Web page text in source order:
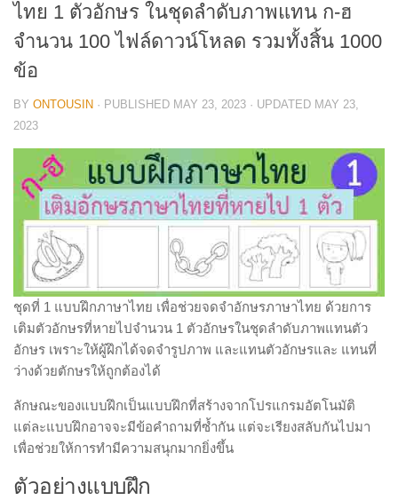
ไทย 1 ตัวอักษร ในชุดลำดับภาพแทน ก-ฮ
จำนวน 100 ไฟล์ดาวน์โหลด รวมทั้งสิ้น 1000
ข้อ
BY ONTOUSIN · PUBLISHED MAY 23, 2023 · UPDATED MAY 23,
2023
ชุดที่ 1 แบบฝึกภาษาไทย เพื่อช่วยจดจำอักษรภาษาไทย ด้วยการ
เติมตัวอักษรที่หายไปจำนวน 1 ตัวอักษรในชุดลำดับภาพแทนตัว
อักษร เพราะให้ผู้ฝึกได้จดจำรูปภาพ และแทนตัวอักษรและ แทนที่
ว่างด้วยตักษรให้ถูกต้องได้
ลักษณะของแบบฝึกเป็นแบบฝึกที่สร้างจากโปรแกรมอัตโนมัติ
แต่ละแบบฝึกอาจจะมีข้อคำถามที่ซ้ำกัน แต่จะเรียงสลับกันไปมา
เพื่อช่วยให้การทำมีความสนุกมากยิ่งขึ้น
ตัวอย่างแบบฝึก